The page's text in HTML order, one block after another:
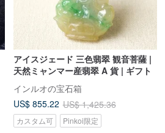
アイスジェード 三色翡翠 観音菩薩 |
天然ミャンマー産翡翠 A 貨 | ギフト
インルオの宝石箱
US$ 855.22 US$ 1,425.36
カスタム可 Pinkoi限定